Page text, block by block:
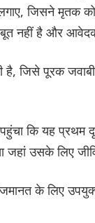
जिसने मृतक को
नहीं है और
जिसे पूरक
कि यह प्रथम
उसके लिए
जमानत के लिए